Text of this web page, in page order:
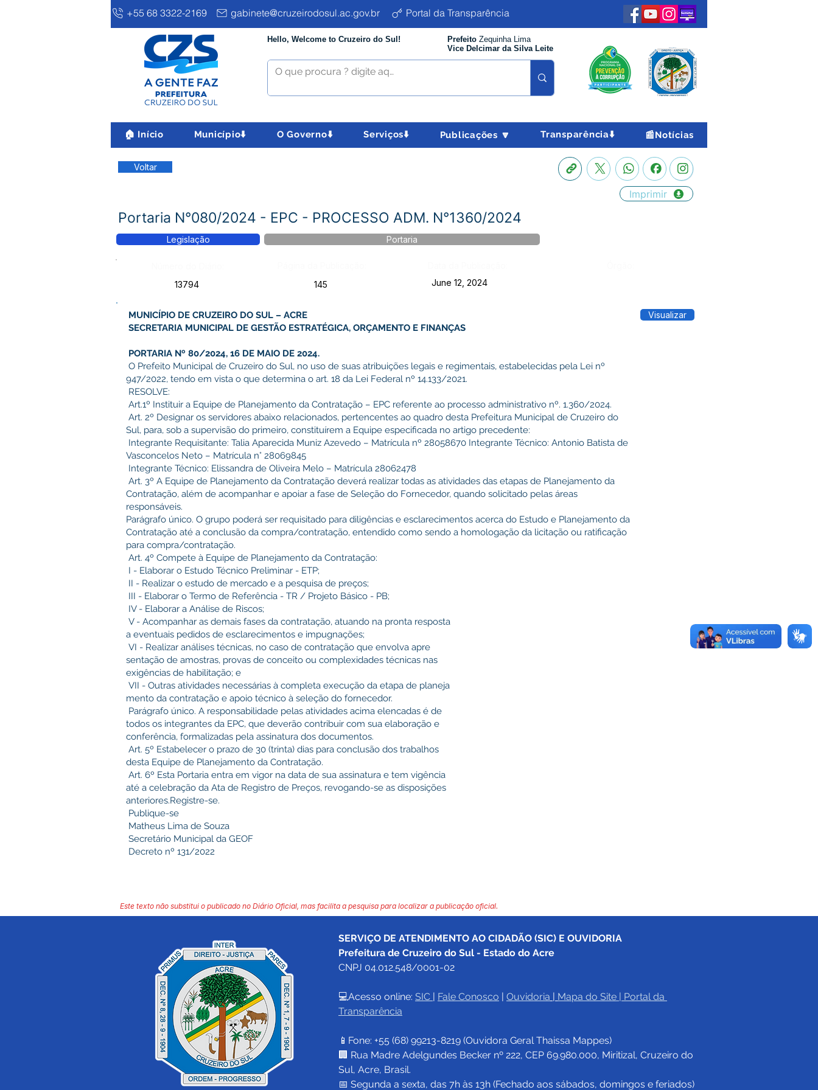
+55 68 3322-2169 gabinete@cruzeirodosul.ac.gov.br Portal da Transparência
Hello, Welcome to Cruzeiro do Sul! Prefeito Zequinha Lima
Vice Delcimar da Silva Leite
🏠 Início Município⬇️ O Governo⬇️ Serviços⬇️ Publicações 🔽 Transparência⬇️ 📰Notícias
Voltar
Imprimir
Portaria N°080/2024 - EPC - PROCESSO ADM. N°1360/2024
Legislação Portaria
13794
145 June 12, 2024
MUNICÍPIO DE CRUZEIRO DO SUL – ACRE
SECRETARIA MUNICIPAL DE GESTÃO ESTRATÉGICA, ORÇAMENTO E FINANÇAS
PORTARIA Nº 80/2024, 16 DE MAIO DE 2024.
O Prefeito Municipal de Cruzeiro do Sul, no uso de suas atribuições legais e regimentais, estabelecidas pela Lei nº
947/2022, tendo em vista o que determina o art. 18 da Lei Federal nº 14.133/2021.
RESOLVE:
Art.1º Instituir a Equipe de Planejamento da Contratação – EPC referente ao processo administrativo nº. 1.360/2024.
Art. 2º Designar os servidores abaixo relacionados, pertencentes ao quadro desta Prefeitura Municipal de Cruzeiro do
Sul, para, sob a supervisão do primeiro, constituírem a Equipe especificada no artigo precedente:
Integrante Requisitante: Talia Aparecida Muniz Azevedo – Matrícula nº 28058670 Integrante Técnico: Antonio Batista de
Vasconcelos Neto – Matrícula n° 28069845
Integrante Técnico: Elissandra de Oliveira Melo – Matrícula 28062478
Art. 3º A Equipe de Planejamento da Contratação deverá realizar todas as atividades das etapas de Planejamento da
Contratação, além de acompanhar e apoiar a fase de Seleção do Fornecedor, quando solicitado pelas áreas
responsáveis.
Parágrafo único. O grupo poderá ser requisitado para diligências e esclarecimentos acerca do Estudo e Planejamento da
Contratação até a conclusão da compra/contratação, entendido como sendo a homologação da licitação ou ratificação
para compra/contratação.
Art. 4º Compete à Equipe de Planejamento da Contratação:
I - Elaborar o Estudo Técnico Preliminar - ETP;
II - Realizar o estudo de mercado e a pesquisa de preços;
III - Elaborar o Termo de Referência - TR / Projeto Básico - PB;
IV - Elaborar a Análise de Riscos;
V - Acompanhar as demais fases da contratação, atuando na pronta resposta
a eventuais pedidos de esclarecimentos e impugnações;
VI - Realizar análises técnicas, no caso de contratação que envolva apre
sentação de amostras, provas de conceito ou complexidades técnicas nas
exigências de habilitação; e
VII - Outras atividades necessárias à completa execução da etapa de planeja
mento da contratação e apoio técnico à seleção do fornecedor.
Parágrafo único. A responsabilidade pelas atividades acima elencadas é de
todos os integrantes da EPC, que deverão contribuir com sua elaboração e
conferência, formalizadas pela assinatura dos documentos.
Art. 5º Estabelecer o prazo de 30 (trinta) dias para conclusão dos trabalhos
desta Equipe de Planejamento da Contratação.
Art. 6º Esta Portaria entra em vigor na data de sua assinatura e tem vigência
até a celebração da Ata de Registro de Preços, revogando-se as disposições
anteriores.Registre-se.
Publique-se
Matheus Lima de Souza
Secretário Municipal da GEOF
Decreto nº 131/2022
Visualizar
Este texto não substitui o publicado no Diário Oficial, mas facilita a pesquisa para localizar a publicação oficial.
SERVIÇO DE ATENDIMENTO AO CIDADÃO (SIC) E OUVIDORIA
Prefeitura de Cruzeiro do Sul - Estado do Acre
CNPJ 04.012.548/0001-02
💻Acesso online: SIC | Fale Conosco | Ouvidoria | Mapa do Site | Portal da
Transparência
📱Fone: +55 (68) 99213-8219 (Ouvidora Geral Thaissa Mappes)
🏢 Rua Madre Adelgundes Becker nº 222, CEP 69.980.000, Miritizal, Cruzeiro do
Sul, Acre, Brasil.
📅 Segunda a sexta, das 7h às 13h (Fechado aos sábados, domingos e feriados)